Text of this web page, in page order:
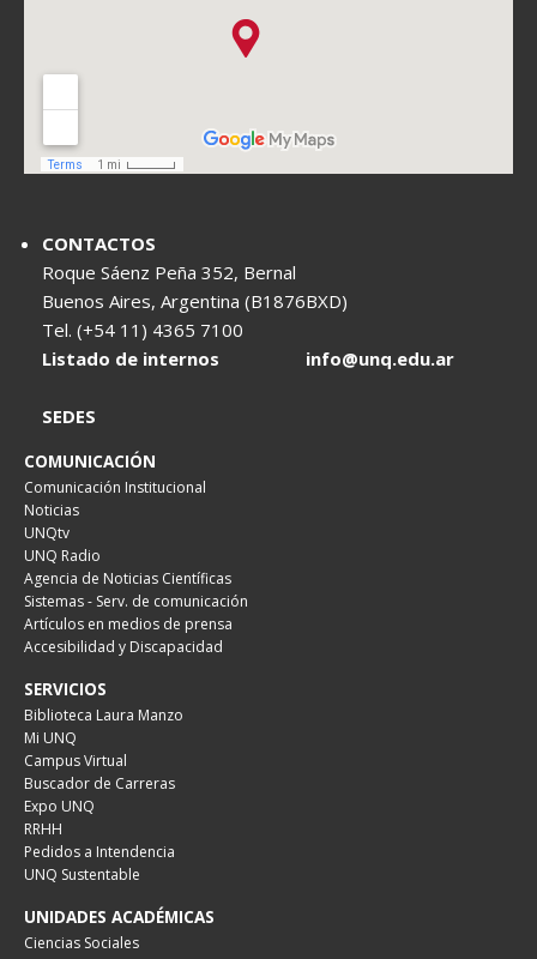
CONTACTOS
Roque Sáenz Peña 352, Bernal
Buenos Aires, Argentina (B1876BXD)
Tel. (+54 11) 4365 7100
Listado de internos
info@unq.edu.ar
SEDES
COMUNICACIÓN
Comunicación Institucional
Noticias
UNQtv
UNQ Radio
Agencia de Noticias Científicas
Sistemas - Serv. de comunicación
Artículos en medios de prensa
Accesibilidad y Discapacidad
SERVICIOS
Biblioteca Laura Manzo
Mi UNQ
Campus Virtual
Buscador de Carreras
Expo UNQ
RRHH
Pedidos a Intendencia
UNQ Sustentable
UNIDADES ACADÉMICAS
Ciencias Sociales